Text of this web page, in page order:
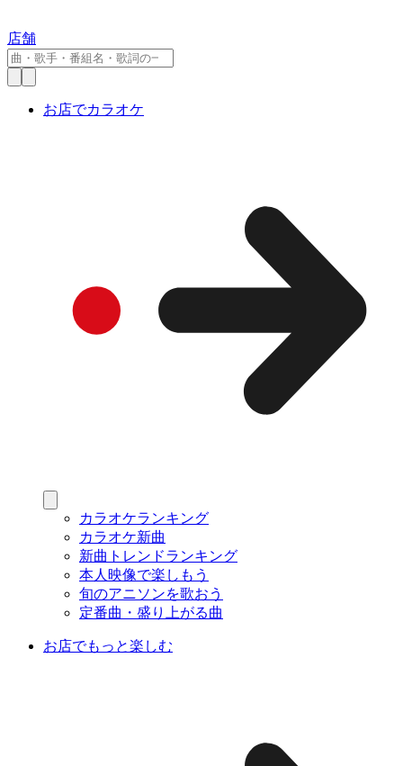
店舗
お店でカラオケ
カラオケランキング
カラオケ新曲
新曲トレンドランキング
本人映像で楽しもう
旬のアニソンを歌おう
定番曲・盛り上がる曲
お店でもっと楽しむ